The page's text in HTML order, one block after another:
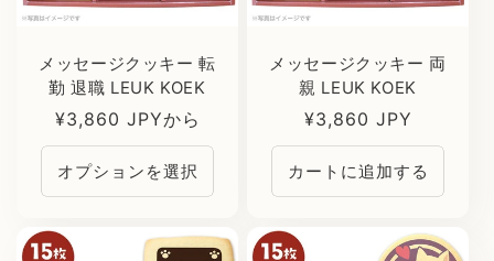
メッセージクッキー 転
勤 退職 LEUK KOEK
通
常
価
格
¥3,860 JPYから
オプションを選択
メッセージクッキー 両
親 LEUK KOEK
通
常
価
格
¥3,860 JPY
カートに追加する